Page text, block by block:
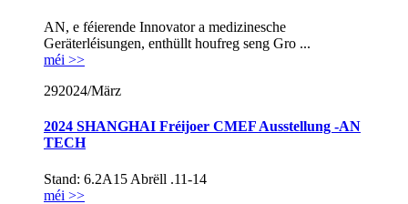
AN, e féierende Innovator a medizinesche
Geräterléisungen, enthüllt houfreg seng Gro ...
méi >>
292024/März
2024 SHANGHAI Fréijoer CMEF Ausstellung -AN
TECH
Stand: 6.2A15 Abrëll .11-14
méi >>